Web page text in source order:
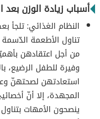
أسباب زيادة الوزن بعد
النظام الغذائي: تلجأ
تناول الأطعمة الدّسمة
من أجل اعتقادهن
وفيرة للطفل الرضيع،
استعادتهن لصحتهنّ
المجهدة، إلا أنّ
ينصحون الأمهات